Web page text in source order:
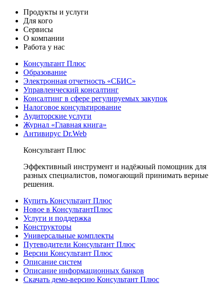
Продукты и услуги
Для кого
Сервисы
О компании
Работа у нас
Консультант Плюс
Образование
Электронная отчетность «СБИС»
Управленческий консалтинг
Консалтинг в сфере регулируемых закупок
Налоговое консультирование
Аудиторские услуги
Журнал «Главная книга»
Антивирус Dr.Web
Консультант Плюс
Эффективный инструмент и надёжный помощник для
разных специалистов, помогающий принимать верные
решения.
Купить Консультант Плюс
Новое в КонсультантПлюс
Услуги и поддержка
Конструкторы
Универсальные комплекты
Путеводители Консультант Плюс
Версии Консультант Плюс
Описание систем
Описание информационных банков
Скачать демо-версию Консультант Плюс